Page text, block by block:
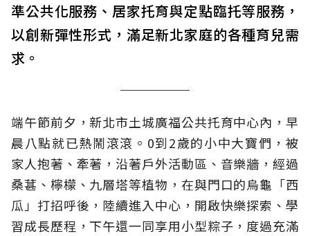
準公共化服務、居家托育與定點臨托等服務，
以創新彈性形式，滿足新北家庭的各種育兒需
求。
端午節前夕，新北市土城廣福公共托育中心內，早
晨八點就已熱鬧滾滾。0到2歲的小中大寶們，被
家人抱著、牽著，沿著戶外活動區、音樂牆，經過
桑葚、檸檬、九層塔等植物，在與門口的烏龜「西
瓜」打招呼後，陸續進入中心，開啟快樂探索、學
習成長歷程，下午還一同享用小型粽子，度過充滿